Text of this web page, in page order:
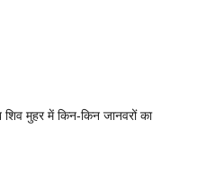
शिव मुहर में किन-किन जानवरों का